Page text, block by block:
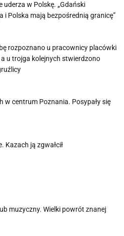
uderza w Polskę. „Gdański
i Polska mają bezpośrednią granicę”
rozpoznano u pracownicy placówki
u trojga kolejnych stwierdzono
w centrum Poznania. Posypały się
Kazach ją zgwałcił
muzyczny. Wielki powrót znanej